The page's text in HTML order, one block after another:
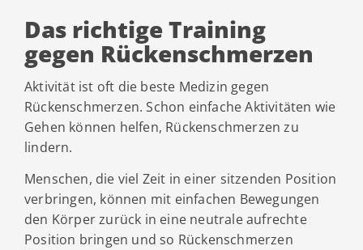
Das richtige Training
gegen Rückenschmerzen
Aktivität ist oft die beste Medizin gegen
Rückenschmerzen. Schon einfache Aktivitäten wie
Gehen können helfen, Rückenschmerzen zu
lindern.
Menschen, die viel Zeit in einer sitzenden Position
verbringen, können mit einfachen Bewegungen
den Körper zurück in eine neutrale aufrechte
Position bringen und so Rückenschmerzen